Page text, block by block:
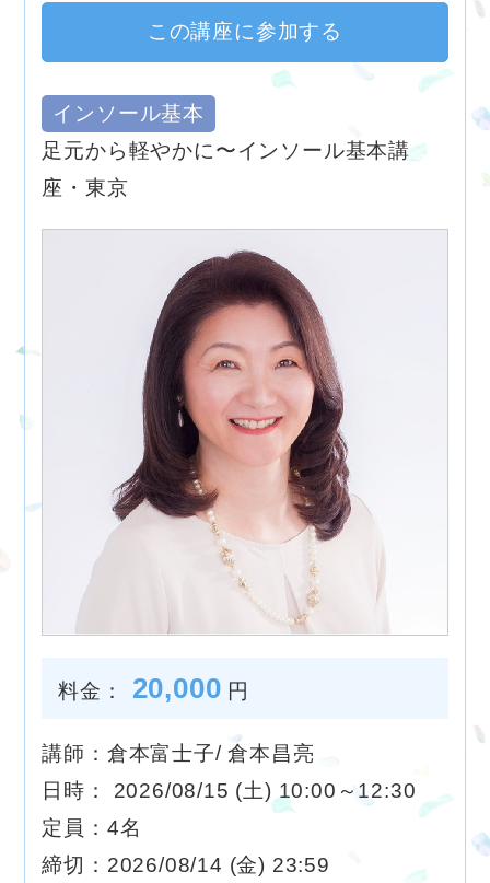
この講座に参加する
インソール基本
足元から軽やかに〜インソール基本講
座・東京
料金： 20,000 円
講師：倉本富士子/ 倉本昌亮
日時： 2026/08/15 (土) 10:00～12:30
定員：4名
締切：2026/08/14 (金) 23:59